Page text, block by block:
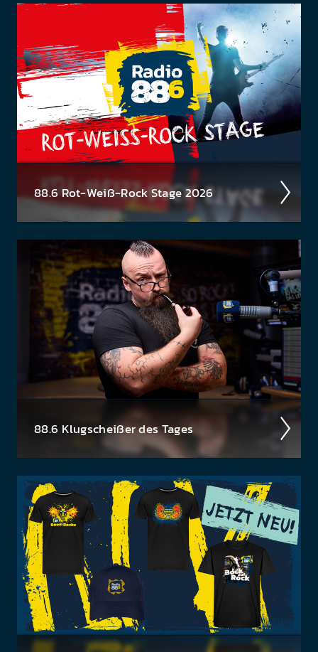
Wir nehmen euch im Podcast mit hinter die Kulis­
sen der Timpel­Time! Was waren die High­lights der
Woche, was ist rund­herum pas­siert? Jeden Freitag
eine neue...
88.6 Rot-Weiß-Rock Stage 2026
Ös­terrei­chische Musik gehört gefei­ert und geför­
dert! Deshalb wollen wir unsere jungen Küns­
tler:innen und Bands unter­stützen und suchen
unseren neuen...
88.6 Klug­scheiß­er des Tages
Haha­ha, da bist du wirk­lich darauf rein­gefal­len?
Tja, so ein­fach machen wir es dir nicht!
Das Klug­
scheiß­er Häf­erl ist natür­lich nicht käuf­lich...